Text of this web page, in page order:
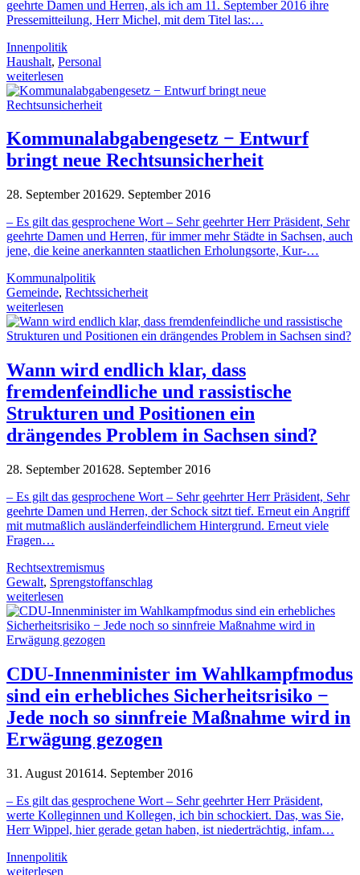
geehrte Damen und Herren, als ich am 11. September 2016 ihre
Pressemitteilung, Herr Michel, mit dem Titel las:…
Innenpolitik
Haushalt, Personal
weiterlesen
Kommunalabgabengesetz − Entwurf
bringt neue Rechtsunsicherheit
28. September 201629. September 2016
– Es gilt das gesprochene Wort – Sehr geehrter Herr Präsident, Sehr
geehrte Damen und Herren, für immer mehr Städte in Sachsen, auch
jene, die keine anerkannten staatlichen Erholungsorte, Kur-…
Kommunalpolitik
Gemeinde, Rechtssicherheit
weiterlesen
Wann wird endlich klar, dass
fremdenfeindliche und rassistische
Strukturen und Positionen ein
drängendes Problem in Sachsen sind?
28. September 201628. September 2016
– Es gilt das gesprochene Wort – Sehr geehrter Herr Präsident, Sehr
geehrte Damen und Herren, der Schock sitzt tief. Erneut ein Angriff
mit mutmaßlich ausländerfeindlichem Hintergrund. Erneut viele
Fragen…
Rechtsextremismus
Gewalt, Sprengstoffanschlag
weiterlesen
CDU-Innenminister im Wahlkampfmodus
sind ein erhebliches Sicherheitsrisiko −
Jede noch so sinnfreie Maßnahme wird in
Erwägung gezogen
31. August 201614. September 2016
– Es gilt das gesprochene Wort – Sehr geehrter Herr Präsident,
werte Kolleginnen und Kollegen, ich bin schockiert. Das, was Sie,
Herr Wippel, hier gerade getan haben, ist niederträchtig, infam…
Innenpolitik
weiterlesen